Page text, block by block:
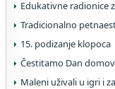
Edukativne radionice
Tradicionalno
15. podizanje klopoca
Čestitamo Dan
Maleni uživali u igri i